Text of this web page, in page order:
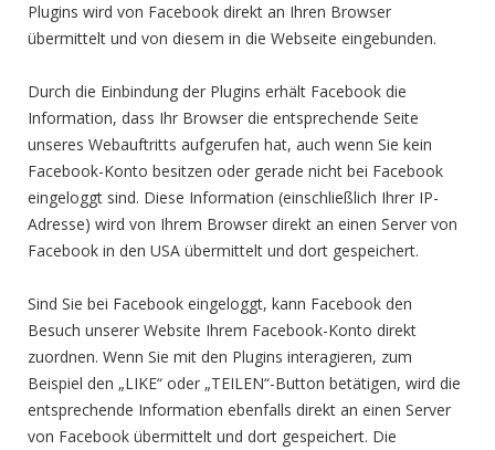
Plugins wird von Facebook direkt an Ihren Browser
übermittelt und von diesem in die Webseite eingebunden.
Durch die Einbindung der Plugins erhält Facebook die
Information, dass Ihr Browser die entsprechende Seite
unseres Webauftritts aufgerufen hat, auch wenn Sie kein
Facebook-Konto besitzen oder gerade nicht bei Facebook
eingeloggt sind. Diese Information (einschließlich Ihrer IP-
Adresse) wird von Ihrem Browser direkt an einen Server von
Facebook in den USA übermittelt und dort gespeichert.
Sind Sie bei Facebook eingeloggt, kann Facebook den
Besuch unserer Website Ihrem Facebook-Konto direkt
zuordnen. Wenn Sie mit den Plugins interagieren, zum
Beispiel den „LIKE“ oder „TEILEN“-Button betätigen, wird die
entsprechende Information ebenfalls direkt an einen Server
von Facebook übermittelt und dort gespeichert. Die